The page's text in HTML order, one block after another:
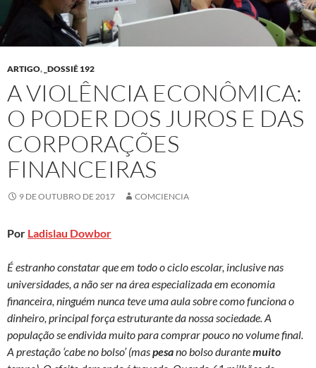
ARTIGO, _DOSSIÊ 192
A VIOLÊNCIA ECONÔMICA:
O PODER DOS JUROS E DAS
CORPORAÇÕES
FINANCEIRAS
9 DE OUTUBRO DE 2017 COMCIENCIA
Por Ladislau Dowbor
É estranho constatar que em todo o ciclo escolar, inclusive nas
universidades, a não ser na área especializada em economia
financeira, ninguém nunca teve uma aula sobre como funciona o
dinheiro, principal força estruturante da nossa sociedade. A
população se endivida muito para comprar pouco no volume final.
A prestação ‘cabe no bolso’ (maspesano bolso durantemuito